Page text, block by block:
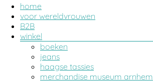
home
voor wereldvrouwen
B2B
winkel
boeken
jeans
haagse tassies
merchandise museum arnhem